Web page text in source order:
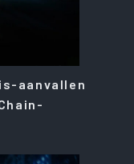
aanvallen